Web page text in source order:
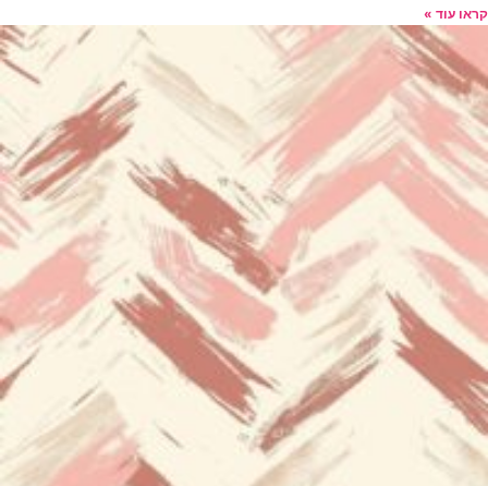
קראו עוד »